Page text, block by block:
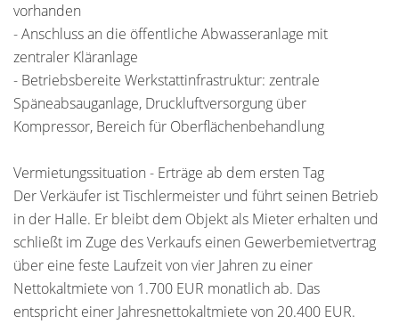
vorhanden
- Anschluss an die öffentliche Abwasseranlage mit
zentraler Kläranlage
- Betriebsbereite Werkstattinfrastruktur: zentrale
Späneabsauganlage, Druckluftversorgung über
Kompressor, Bereich für Oberflächenbehandlung
Vermietungssituation - Erträge ab dem ersten Tag
Der Verkäufer ist Tischlermeister und führt seinen Betrieb
in der Halle. Er bleibt dem Objekt als Mieter erhalten und
schließt im Zuge des Verkaufs einen Gewerbemietvertrag
über eine feste Laufzeit von vier Jahren zu einer
Nettokaltmiete von 1.700 EUR monatlich ab. Das
entspricht einer Jahresnettokaltmiete von 20.400 EUR.